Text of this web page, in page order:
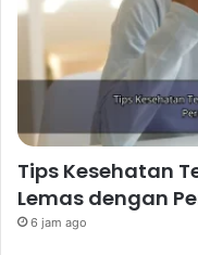
Tips Kesehatan
Lemas dengan
6 jam ago